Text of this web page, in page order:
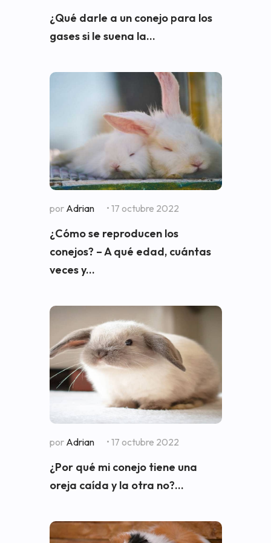
¿Qué darle a un conejo para los
gases si le suena la...
por Adrian • 17 octubre 2022
¿Cómo se reproducen los
conejos? – A qué edad, cuántas
veces y...
por Adrian • 17 octubre 2022
¿Por qué mi conejo tiene una
oreja caída y la otra no?...